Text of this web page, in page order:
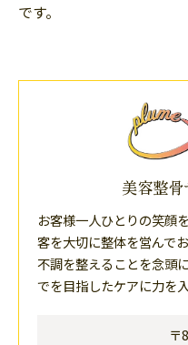
です。
美容整
お客様一人ひとりの笑顔
客を大切に整体を営んで
不調を整えることを念頭
でを目指したケアに力を
〒